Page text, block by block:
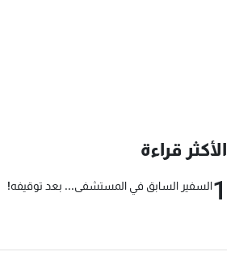
الأكثر قراءة
1السفير السابق في المستشفى... بعد توقيفه!